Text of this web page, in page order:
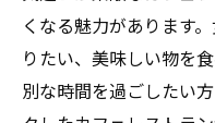
くなる魅力があります
りたい、美味しい物を
別な時間を過ごしたい